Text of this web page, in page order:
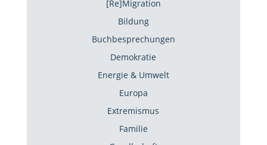
[Re]Migration
Bildung
Buchbesprechungen
Demokratie
Energie & Umwelt
Europa
Extremismus
Familie